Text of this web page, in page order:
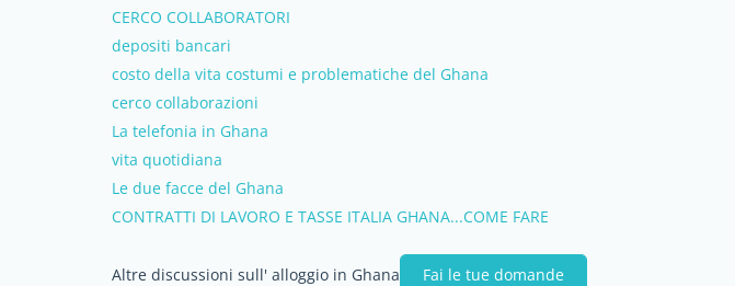
CERCO COLLABORATORI
depositi bancari
costo della vita costumi e problematiche del Ghana
cerco collaborazioni
La telefonia in Ghana
vita quotidiana
Le due facce del Ghana
CONTRATTI DI LAVORO E TASSE ITALIA GHANA...COME FARE
Altre discussioni sull' alloggio in Ghana Fai le tue domande